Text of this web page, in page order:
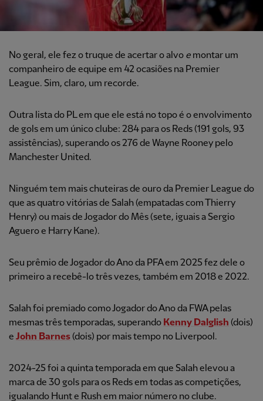
No geral, ele fez o truque de acertar o alvo e montar um
companheiro de equipe em 42 ocasiões na Premier
League. Sim, claro, um recorde.
Outra lista do PL em que ele está no topo é o envolvimento
de gols em um único clube: 284 para os Reds (191 gols, 93
assistências), superando os 276 de Wayne Rooney pelo
Manchester United.
Ninguém tem mais chuteiras de ouro da Premier League do
que as quatro vitórias de Salah (empatadas com Thierry
Henry) ou mais de Jogador do Mês (sete, iguais a Sergio
Aguero e Harry Kane).
Seu prêmio de Jogador do Ano da PFA em 2025 fez dele o
primeiro a recebê-lo três vezes, também em 2018 e 2022.
Salah foi premiado como Jogador do Ano da FWA pelas
mesmas três temporadas, superando Kenny Dalglish (dois)
e John Barnes(dois) por mais tempo no Liverpool.
2024-25 foi a quinta temporada em que Salah elevou a
marca de 30 gols para os Reds em todas as competições,
igualando Hunt e Rush em maior número no clube.